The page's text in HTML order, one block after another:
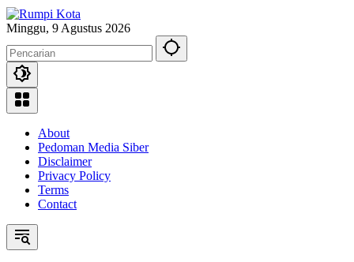
Minggu, 9 Agustus 2026
About
Pedoman Media Siber
Disclaimer
Privacy Policy
Terms
Contact